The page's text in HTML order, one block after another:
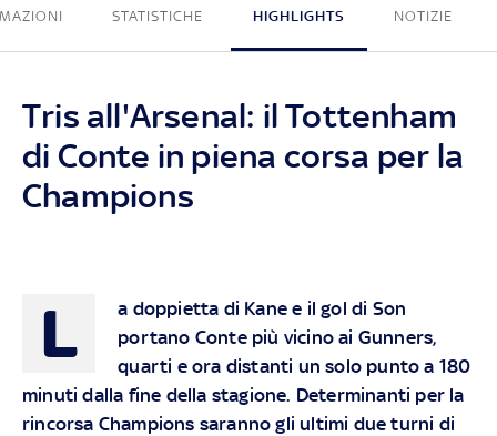
STATISTICHE HIGHLIGHTS NOTIZIE
Tris all'Arsenal: il Tottenham
di Conte in piena corsa per la
Champions
L
a doppietta di Kane e il gol di Son
portano Conte più vicino ai Gunners,
quarti e ora distanti un solo punto a 180
minuti dalla fine della stagione. Determinanti per la
rincorsa Champions saranno gli ultimi due turni di